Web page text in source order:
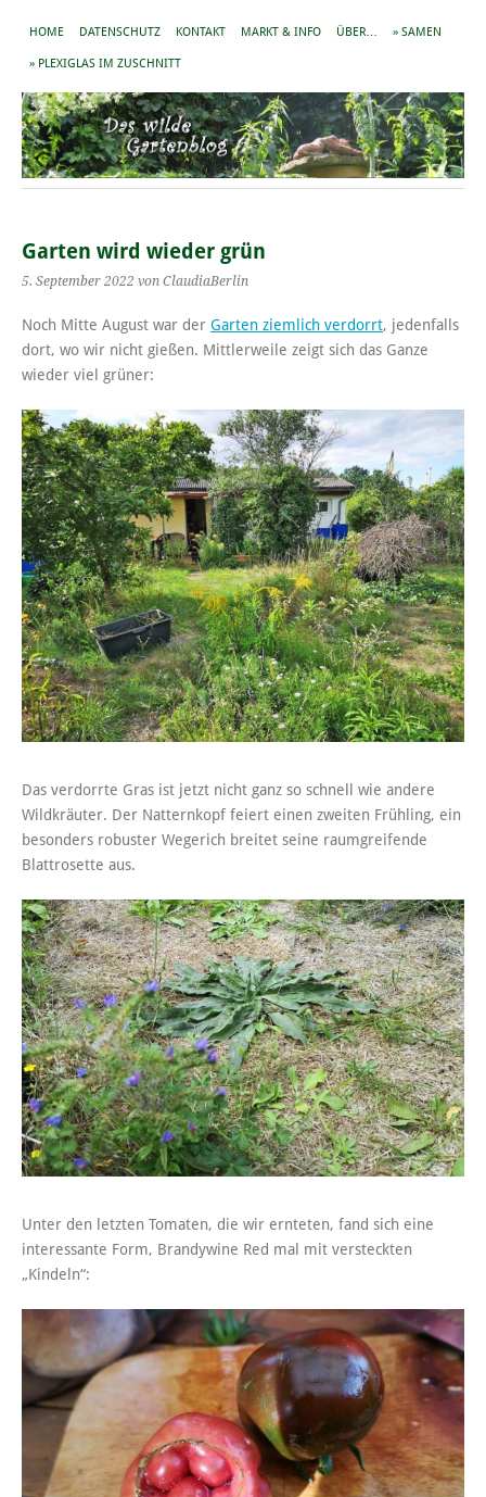
HOME DATENSCHUTZ KONTAKT MARKT & INFO ÜBER… » SAMEN
» PLEXIGLAS IM ZUSCHNITT
Garten wird wieder grün
5. September 2022 von ClaudiaBerlin
Noch Mitte August war der Garten ziemlich verdorrt, jedenfalls
dort, wo wir nicht gießen. Mittlerweile zeigt sich das Ganze
wieder viel grüner:
Das verdorrte Gras ist jetzt nicht ganz so schnell wie andere
Wildkräuter. Der Natternkopf feiert einen zweiten Frühling, ein
besonders robuster Wegerich breitet seine raumgreifende
Blattrosette aus.
Unter den letzten Tomaten, die wir ernteten, fand sich eine
interessante Form, Brandywine Red mal mit versteckten
„Kindeln“: